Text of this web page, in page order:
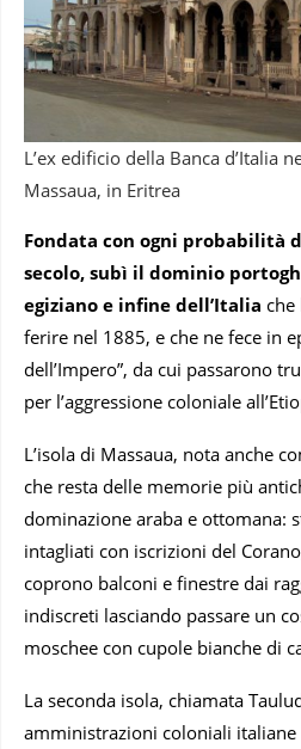
L’ex edificio della Banca d’Italia
Massaua, in Eritrea
Fondata con ogni probabilità
secolo, subì il dominio
egiziano e infine dell’Italia
ferire nel 1885, e che ne fece in
dell’Impero”, da cui passarono
per l’aggressione coloniale
L’isola di Massaua, nota anche
che resta delle memorie più
dominazione araba e ottomana:
intagliati con iscrizioni del
coprono balconi e finestre dai
indiscreti lasciando passare un
moschee con cupole bianche di
La seconda isola, chiamata
amministrazioni coloniali